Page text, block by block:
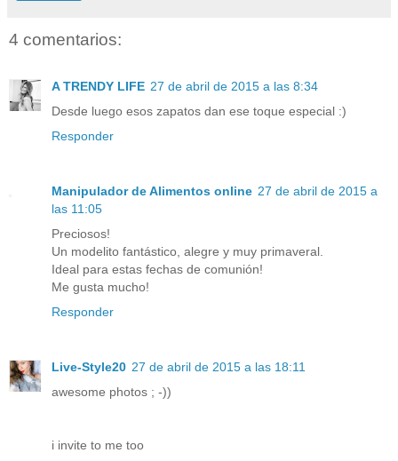
4 comentarios:
A TRENDY LIFE 27 de abril de 2015 a las 8:34
Desde luego esos zapatos dan ese toque especial :)
Responder
Manipulador de Alimentos online 27 de abril de 2015 a
las 11:05
Preciosos!
Un modelito fantástico, alegre y muy primaveral.
Ideal para estas fechas de comunión!
Me gusta mucho!
Responder
Live-Style20 27 de abril de 2015 a las 18:11
awesome photos ; -))
i invite to me too